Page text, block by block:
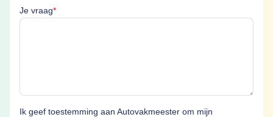
Je vraag*Je vraag is verplicht
Ik geef toestemming aan Autovakmeester om mijn